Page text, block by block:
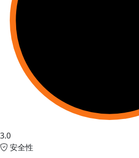
3.0
安全性